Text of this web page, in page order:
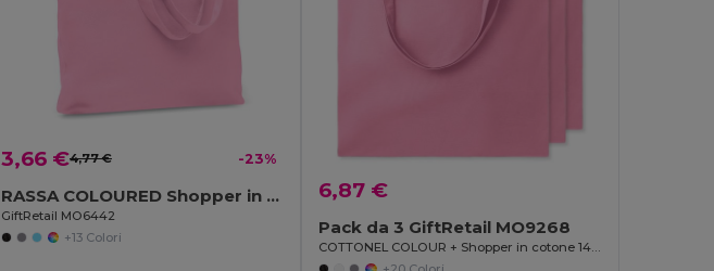
3,66 €4,77 € -23%
RASSA COLOURED Shopper in tela 270 gr/m²
GiftRetail MO6442
+13 Colori
6,87 €
Pack da 3 GiftRetail MO9268